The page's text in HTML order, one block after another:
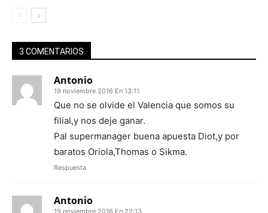
3 COMENTARIOS
Antonio
19 noviembre 2016 En 13:11
Que no se olvide el Valencia que somos su
filial,y nos deje ganar.
Pal supermanager buena apuesta Diot,y por
baratos Oriola,Thomas o Sikma.
Respuesta
Antonio
19 noviembre 2016 En 22:13